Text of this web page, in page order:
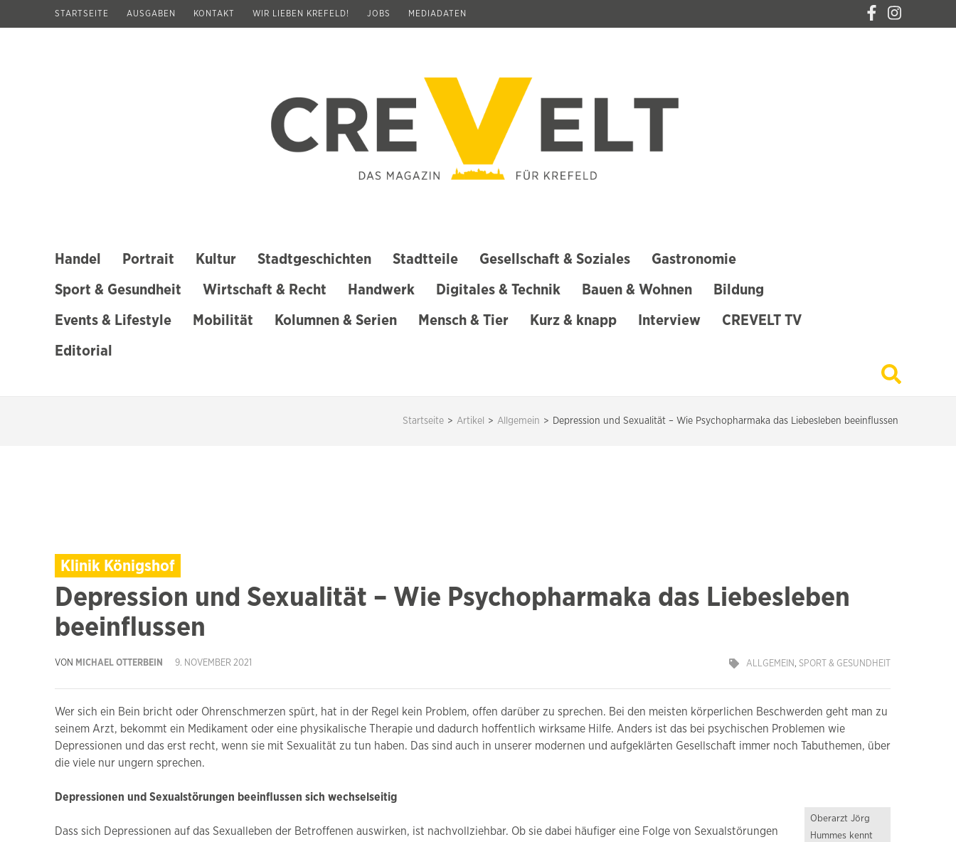
STARTSEITE AUSGABEN KONTAKT WIR LIEBEN KREFELD! JOBS MEDIADATEN
Handel Portrait Kultur Stadtgeschichten Stadtteile Gesellschaft & Soziales Gastronomie
Sport & Gesundheit Wirtschaft & Recht Handwerk Digitales & Technik Bauen & Wohnen Bildung
Events & Lifestyle Mobilität Kolumnen & Serien Mensch & Tier Kurz & knapp Interview CREVELT TV
Editorial
Startseite > Artikel > Allgemein > Depression und Sexualität – Wie Psychopharmaka das Liebesleben beeinflussen
Klinik Königshof
Depression und Sexualität – Wie Psychopharmaka das Liebesleben
beeinflussen
VON MICHAEL OTTERBEIN 9. NOVEMBER 2021 ALLGEMEIN, SPORT & GESUNDHEIT
Wer sich ein Bein bricht oder Ohrenschmerzen spürt, hat in der Regel kein Problem, offen darüber zu sprechen. Bei den meisten körperlichen Beschwerden geht man zu
seinem Arzt, bekommt ein Medikament oder eine physikalische Therapie und dadurch hoffentlich wirksame Hilfe. Anders ist das bei psychischen Problemen wie
Depressionen und das erst recht, wenn sie mit Sexualität zu tun haben. Das sind auch in unserer modernen und aufgeklärten Gesellschaft immer noch Tabuthemen, über
die viele nur ungern sprechen.
Oberarzt Jörg
Hummes kennt
Depressionen und Sexualstörungen beeinflussen sich wechselseitig
Dass sich Depressionen auf das Sexualleben der Betroffenen auswirken, ist nachvollziehbar. Ob sie dabei häufiger eine Folge von Sexualstörungen